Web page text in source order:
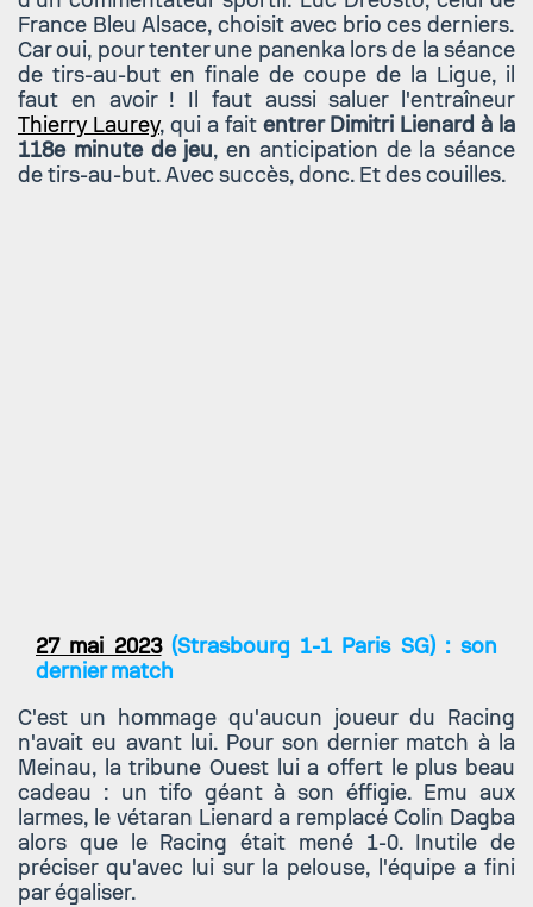
France Bleu Alsace, choisit avec brio ces derniers.
Car oui, pour tenter une panenka lors de la séance
de tirs-au-but en finale de coupe de la Ligue, il
faut en avoir ! Il faut aussi saluer l'entraîneur
Thierry Laurey, qui a fait entrer Dimitri Lienard à la
118e minute de jeu, en anticipation de la séance
de tirs-au-but. Avec succès, donc. Et des couilles.
27 mai 2023(Strasbourg 1-1 Paris SG) : son
dernier match
C'est un hommage qu'aucun joueur du Racing
n'avait eu avant lui. Pour son dernier match à la
Meinau, la tribune Ouest lui a offert le plus beau
cadeau : un tifo géant à son éffigie. Emu aux
larmes, le vétaran Lienard a remplacé Colin Dagba
alors que le Racing était mené 1-0. Inutile de
préciser qu'avec lui sur la pelouse, l'équipe a fini
par égaliser.